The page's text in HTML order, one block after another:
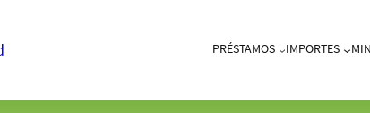
PRÉSTAMOS IMPORTES